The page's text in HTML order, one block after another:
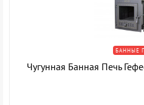
БАННЫЕ
Чугунная Банная Печь